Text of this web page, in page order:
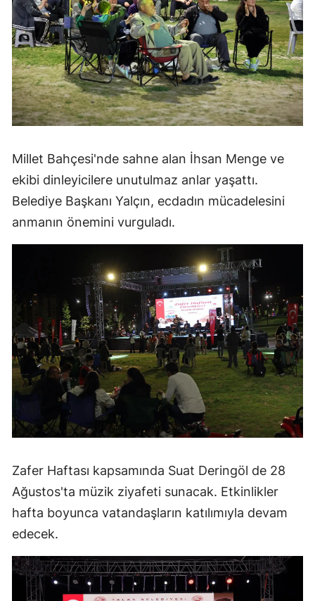
Millet Bahçesi'nde sahne alan İhsan Menge ve
ekibi dinleyicilere unutulmaz anlar yaşattı.
Belediye Başkanı Yalçın, ecdadın mücadelesini
anmanın önemini vurguladı.
Zafer Haftası kapsamında Suat Deringöl de 28
Ağustos'ta müzik ziyafeti sunacak. Etkinlikler
hafta boyunca vatandaşların katılımıyla devam
edecek.